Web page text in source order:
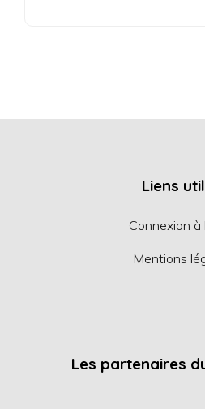
Liens
Connexion à
Mentions
Les partenaires